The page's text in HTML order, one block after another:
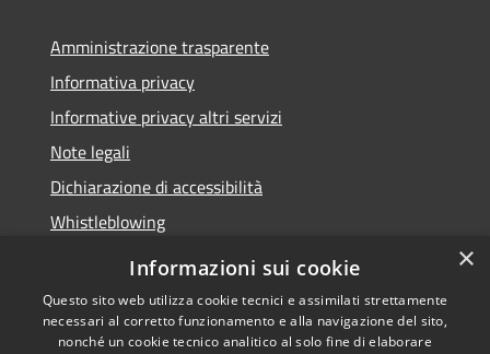
Amministrazione trasparente
Informativa privacy
Informative privacy altri servizi
Note legali
Dichiarazione di accessibilità
Whistleblowing
RSS
Copyright © 2026 • Comune di
×
Informazioni sui cookie
Questo sito web utilizza cookie tecnici e assimilati strettamente
necessari al corretto funzionamento e alla navigazione del sito,
nonché un cookie tecnico analitico al solo fine di elaborare